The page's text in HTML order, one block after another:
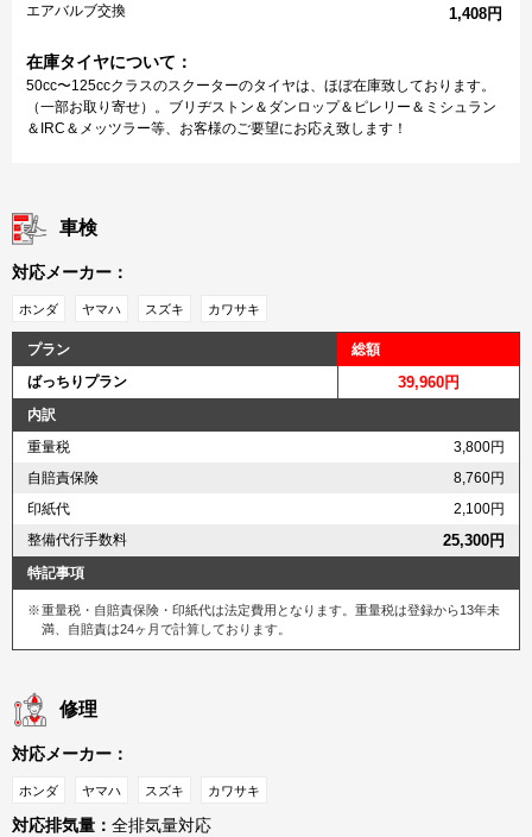
エアバルブ交換 1,408円
在庫タイヤについて：
50cc〜125ccクラスのスクーターのタイヤは、ほぼ在庫致しております。
（一部お取り寄せ）。ブリヂストン＆ダンロップ＆ピレリー＆ミシュラン
＆IRC＆メッツラー等、お客様のご要望にお応え致します！
車検
対応メーカー：
ホンダ ヤマハ スズキ カワサキ
プラン
総額
ばっちりプラン
39,960円
内訳
重量税
3,800円
自賠責保険
8,760円
印紙代
2,100円
整備代行手数料
25,300円
特記事項
重量税・自賠責保険・印紙代は法定費用となります。重量税は登録から13年未
満、自賠責は24ヶ月で計算しております。
修理
対応メーカー：
ホンダ ヤマハ スズキ カワサキ
対応排気量： 全排気量対応